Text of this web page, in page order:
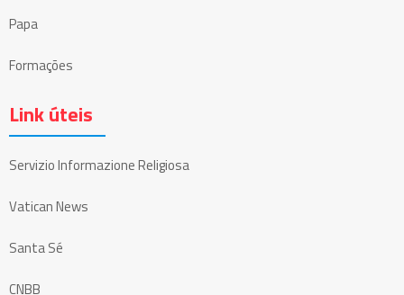
Papa
Formações
Link úteis
Servizio Informazione Religiosa
Vatican News
Santa Sé
CNBB